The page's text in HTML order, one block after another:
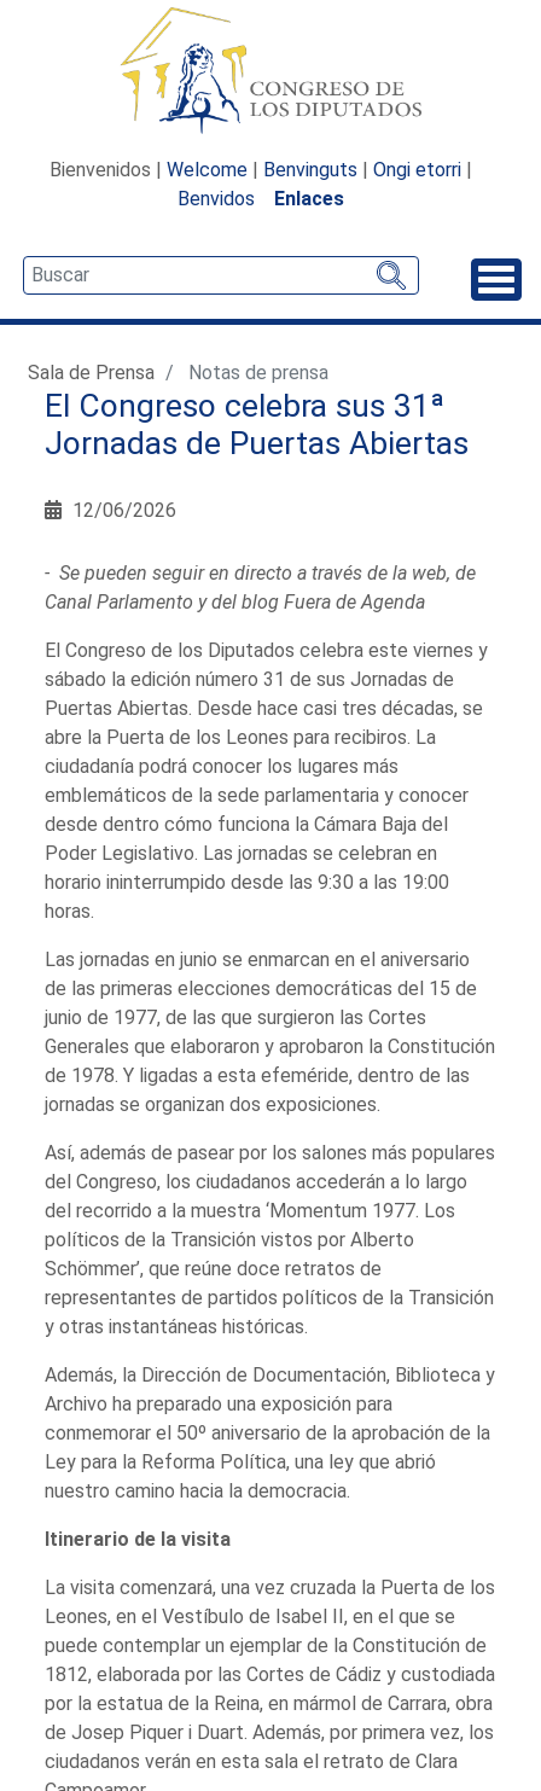
Bienvenidos | Welcome | Benvinguts | Ongi etorri |
Benvidos
Enlaces
Sala de Prensa Notas de prensa
El Congreso celebra sus 31ª
Jornadas de Puertas Abiertas
12/06/2026
- Se pueden seguir en directo a través de la web, de
Canal Parlamento y del blog Fuera de Agenda
El Congreso de los Diputados celebra este viernes y
sábado la edición número 31 de sus Jornadas de
Puertas Abiertas. Desde hace casi tres décadas, se
abre la Puerta de los Leones para recibiros. La
ciudadanía podrá conocer los lugares más
emblemáticos de la sede parlamentaria y conocer
desde dentro cómo funciona la Cámara Baja del
Poder Legislativo. Las jornadas se celebran en
horario ininterrumpido desde las 9:30 a las 19:00
horas.
Las jornadas en junio se enmarcan en el aniversario
de las primeras elecciones democráticas del 15 de
junio de 1977, de las que surgieron las Cortes
Generales que elaboraron y aprobaron la Constitución
de 1978. Y ligadas a esta efeméride, dentro de las
jornadas se organizan dos exposiciones.
Así, además de pasear por los salones más populares
del Congreso, los ciudadanos accederán a lo largo
del recorrido a la muestra ‘Momentum 1977. Los
políticos de la Transición vistos por Alberto
Schömmer’, que reúne doce retratos de
representantes de partidos políticos de la Transición
y otras instantáneas históricas.
Además, la Dirección de Documentación, Biblioteca y
Archivo ha preparado una exposición para
conmemorar el 50º aniversario de la aprobación de la
Ley para la Reforma Política, una ley que abrió
nuestro camino hacia la democracia.
Itinerario de la visita
La visita comenzará, una vez cruzada la Puerta de los
Leones, en el Vestíbulo de Isabel II, en el que se
puede contemplar un ejemplar de la Constitución de
1812, elaborada por las Cortes de Cádiz y custodiada
por la estatua de la Reina, en mármol de Carrara, obra
de Josep Piquer i Duart. Además, por primera vez, los
ciudadanos verán en esta sala el retrato de Clara